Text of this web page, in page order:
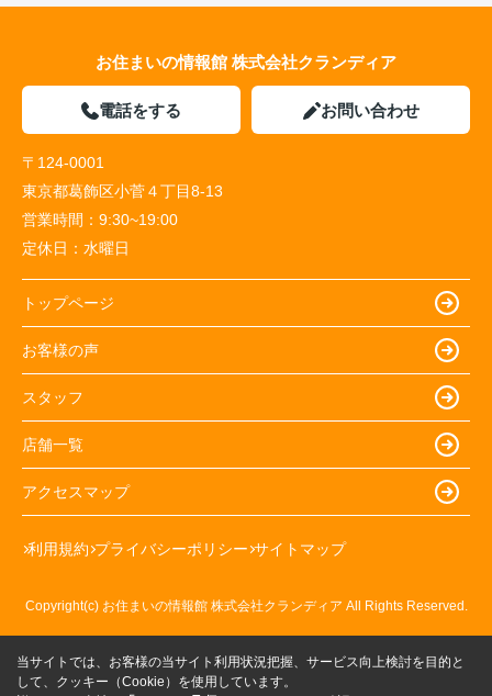
お住まいの情報館 株式会社クランディア
電話をする お問い合わせ
〒124-0001
東京都葛飾区小菅４丁目8-13
営業時間： 9:30~19:00
定休日： 水曜日
トップページ
お客様の声
スタッフ
店舗一覧
アクセスマップ
利用規約 プライバシーポリシー サイトマップ
Copyright(c) お住まいの情報館 株式会社クランディア All Rights Reserved.
当サイトでは、お客様の当サイト利用状況把握、サービス向上検討を目的と
して、クッキー（Cookie）を使用しています。